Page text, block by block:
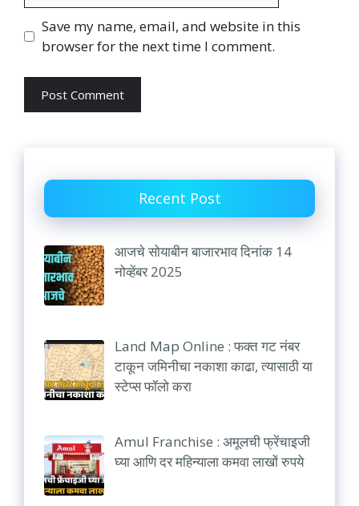
Website
Save my name, email, and website in this
browser for the next time I comment.
Recent Post
आजचे सोयाबीन बाजारभाव दिनांक 14
नोव्हेंबर 2025
Land Map Online : फक्त गट नंबर
टाकून जमिनीचा नकाशा काढा, त्यासाठी या
स्टेप्स फॉलो करा
Amul Franchise : अमूलची फ्रेंचाइजी
घ्या आणि दर महिन्याला कमवा लाखों रुपये